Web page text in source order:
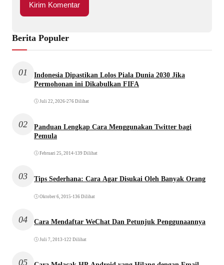
Berita Populer
01
Indonesia Dipastikan Lolos Piala Dunia 2030 Jika
Permohonan ini Dikabulkan FIFA
Juli 22, 2026•276 Dilihat
02
Panduan Lengkap Cara Menggunakan Twitter bagi
Pemula
Februari 25, 2014•139 Dilihat
03 Tips Sederhana: Cara Agar Disukai Oleh Banyak Orang
Oktober 6, 2015 •136 Dilihat
04 Cara Mendaftar WeChat Dan Petunjuk Penggunaannya
Juli 7, 2013 •122 Dilihat
05